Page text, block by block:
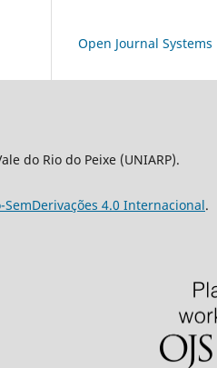
Open Journal Systems
do Rio do Peixe (UNIARP).
4.0 Internacional.